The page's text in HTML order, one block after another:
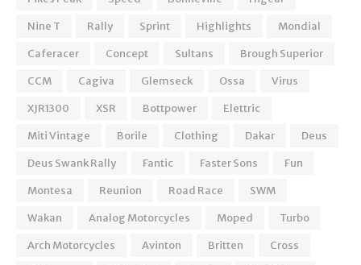
Nine T
Rally Sprint Highlights
Mondial
Caferacer
Concept Sultans
Brough Superior
CCM
Cagiva Glemseck Ossa
Virus
XJR1300
XSR Bottpower
Elettric
Miti Vintage
Borile Clothing Dakar
Deus
Deus Swank Rally
Fantic Faster Sons
Fun
Montesa
Reunion Road Race
SWM
Wakan
Analog Motorcycles Moped
Turbo
Arch Motorcycles
Avinton Britten
Cross